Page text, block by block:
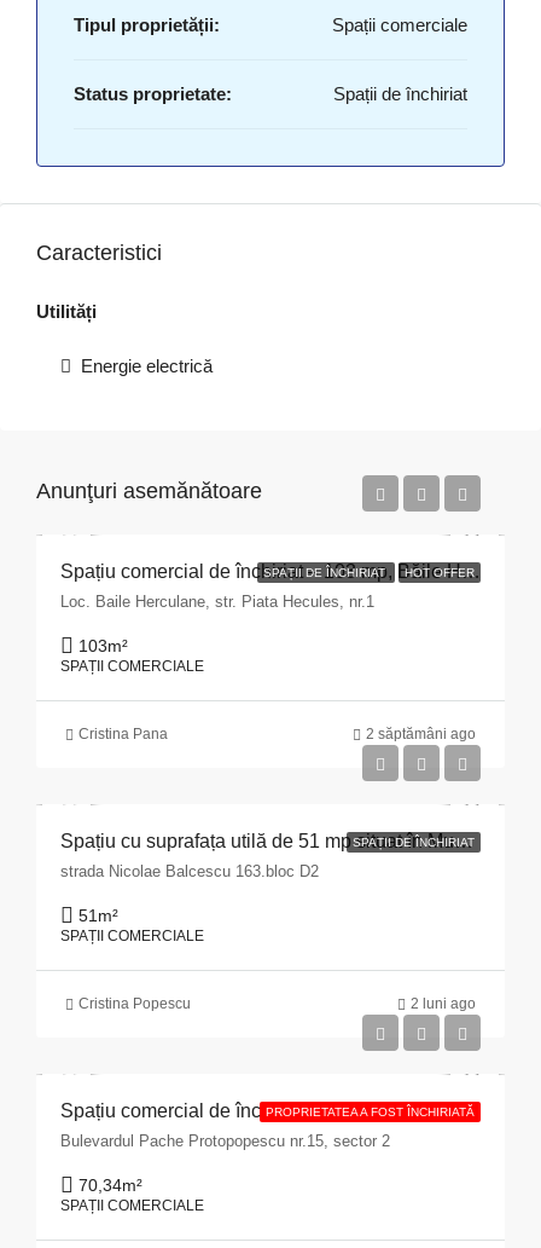
Tipul proprietății: Spații comerciale
Status proprietate: Spații de închiriat
Caracteristici
Utilități
Energie electrică
Anunţuri asemănătoare
SPAȚII DE ÎNCHIRIAT HOT OFFER
Spațiu comercial de închiriat – 103 mp, Băile Herculane
Loc. Baile Herculane, str. Piata Hecules, nr.1
103m²
SPAȚII COMERCIALE
Cristina Pana 2 săptămâni ago
SPAȚII DE ÎNCHIRIAT
Spațiu cu suprafața utilă de 51 mp situat în Municipiul Pitești, str. Nicolae Bălcescu nr. 163, bloc D2, județul Argeș
strada Nicolae Balcescu 163.bloc D2
51 m²
SPAȚII COMERCIALE
Cristina Popescu 2 luni ago
PROPRIETATEA A FOST ÎNCHIRIATĂ
Spațiu comercial de închiriat cu suprafața de 70,34 mp situat în Municipiul București, Bulevardul Pache Protopopescu, nr. 15, sector 2
Bulevardul Pache Protopopescu nr.15, sector 2
70,34m²
SPAȚII COMERCIALE